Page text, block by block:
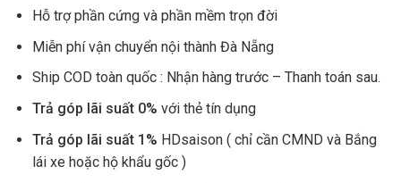
Hỗ trợ phần cứng và phần mềm trọn đời
Miễn phí vận chuyển nội thành Đà Nẵng
Ship COD toàn quốc : Nhận hàng trước – Thanh toán sau.
Trả góp lãi suất 0% với thẻ tín dụng
Trả góp lãi suất 1% HDsaison ( chỉ cần CMND và Bắng
lái xe hoặc hộ khẩu gốc )